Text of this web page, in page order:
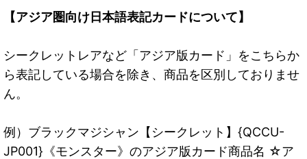
【アジア圏向け日本語表記カードについて】
シークレットレアなど「アジア版カード」をこちらか
ら表記している場合を除き、商品を区別しておりませ
ん。
例）ブラックマジシャン【シークレット】{QCCU-
JP001}《モンスター》のアジア版カード商品名 ☆ア